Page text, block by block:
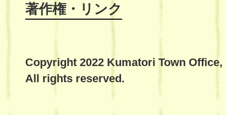
著作権・リンク
Copyright 2022 Kumatori Town Office,
All rights reserved.